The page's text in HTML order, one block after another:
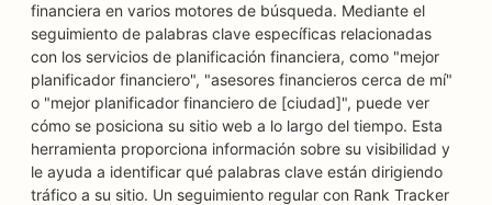
financiera en varios motores de búsqueda. Mediante el
seguimiento de palabras clave específicas relacionadas
con los servicios de planificación financiera, como "mejor
planificador financiero", "asesores financieros cerca de mí"
o "mejor planificador financiero de [ciudad]", puede ver
cómo se posiciona su sitio web a lo largo del tiempo. Esta
herramienta proporciona información sobre su visibilidad y
le ayuda a identificar qué palabras clave están dirigiendo
tráfico a su sitio. Un seguimiento regular con Rank Tracker